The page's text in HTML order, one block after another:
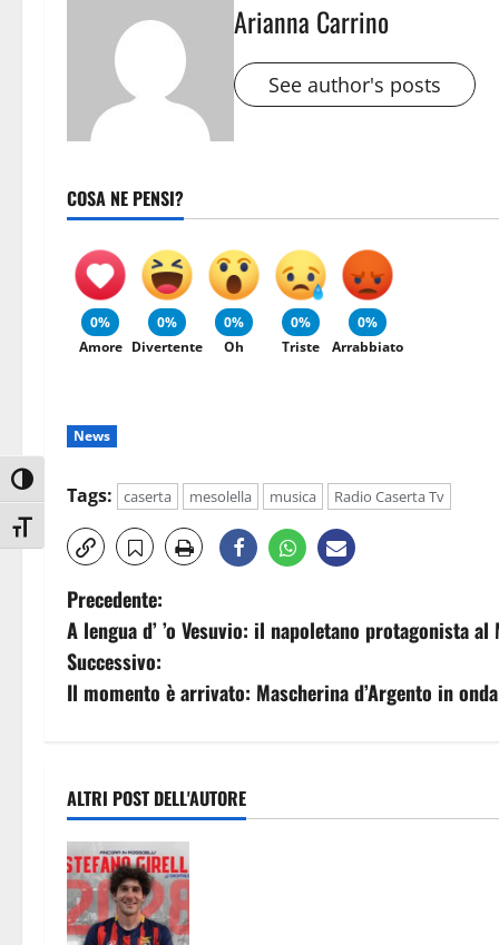
Attiva/disattiva alto contrasto
Attiva/disattiva dimensione testo
Arianna Carrino
See author's posts
COSA NE PENSI?
0%
Amore
0%
Divertente
0%
Oh
0%
Triste
0%
Arrabbiato
News
Tags: caserta mesolella musica Radio Caserta Tv
N
a
v
g
a
z
i
Precedente:
A lengua d’ ’o Vesuvio: il napoletano protagonista al
Successivo:
Il momento è arrivato: Mascherina d’Argento in
ALTRI POST DELL'AUTORE